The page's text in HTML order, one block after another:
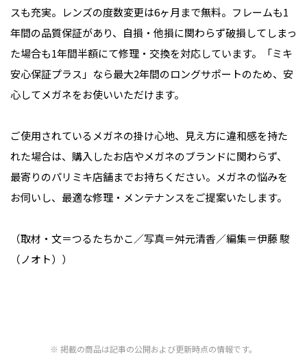
スも充実。レンズの度数変更は6ヶ月まで無料。フレームも1
年間の品質保証があり、自損・他損に関わらず破損してしまっ
た場合も1年間半額にて修理・交換を対応しています。「ミキ
安心保証プラス」なら最大2年間のロングサポートのため、安
心してメガネをお使いいただけます。
ご使用されているメガネの掛け心地、見え方に違和感を持た
れた場合は、購入したお店やメガネのブランドに関わらず、
最寄りのパリミキ店舗までお持ちください。メガネの悩みを
お伺いし、最適な修理・メンテナンスをご提案いたします。
（取材・文＝つるたちかこ／写真＝舛元清香／編集＝伊藤 駿
（ノオト））
掲載の商品は記事の公開および更新時点の情報です。